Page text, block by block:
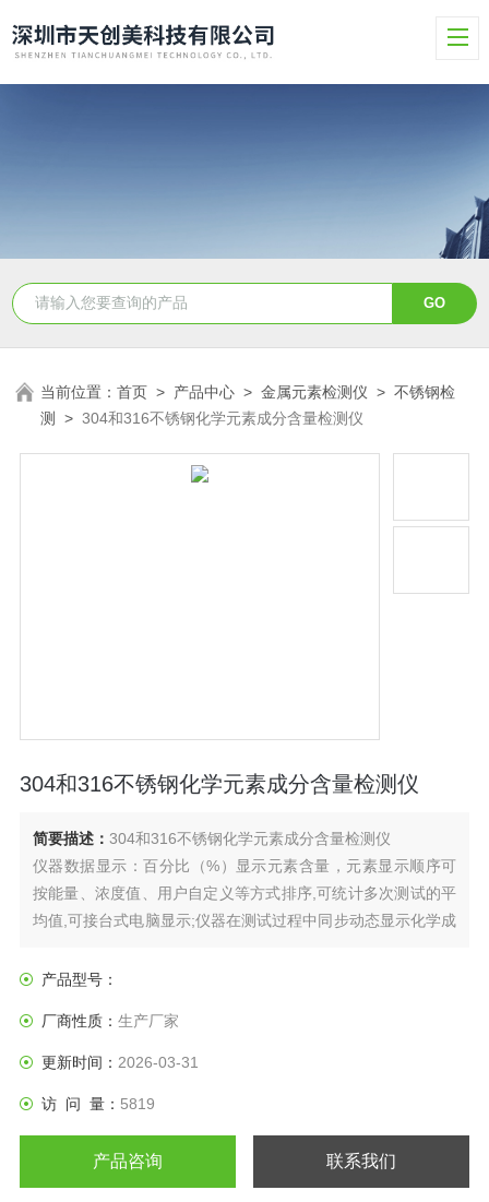
当前位置：首页 > 产品中心 >金属元素检测仪 >不锈钢检
测 >304和316不锈钢化学元素成分含量检测仪
304和316不锈钢化学元素成分含量检测仪
简要描述： 304和316不锈钢化学元素成分含量检测仪
仪器数据显示：百分比（%）显示元素含量，元素显示顺序可
按能量、浓度值、用户自定义等方式排序,可统计多次测试的平
均值,可接台式电脑显示;仪器在测试过程中同步动态显示化学成
产品型号：
厂商性质： 生产厂家
更新时间： 2026-03-31
访 问 量： 5819
产品咨询 联系我们